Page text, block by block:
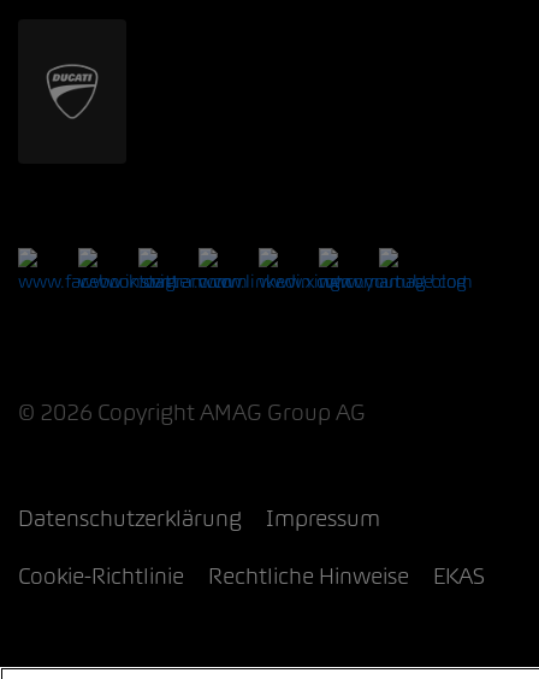
© 2026 Copyright AMAG Group AG
Datenschutzerklärung Impressum
Cookie-Richtlinie Rechtliche Hinweise EKAS